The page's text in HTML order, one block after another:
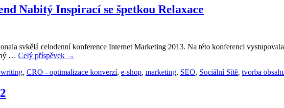
Nabitý Inspirací se špetkou Relaxace
svkělá celodenní konference Internet Marketing 2013. Na této konferenci
… Celý příspěvek →
, CRO - optimalizace konverzí, e-shop, marketing, SEO, Sociální Sítě, tvorba